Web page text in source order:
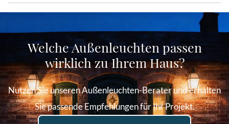
Welche Außenleuchten passen
wirklich zu Ihrem Haus?
Nutzen Sie unseren Außenleuchten-Berater und erhalten
Sie passende Empfehlungen für Ihr Projekt.